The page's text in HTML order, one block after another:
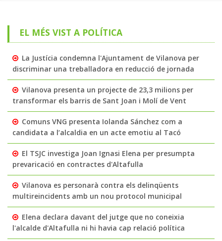
EL MÉS VIST A POLÍTICA
La Justícia condemna l'Ajuntament de Vilanova per
discriminar una treballadora en reducció de jornada
Vilanova presenta un projecte de 23,3 milions per
transformar els barris de Sant Joan i Molí de Vent
Comuns VNG presenta Iolanda Sánchez com a
candidata a l’alcaldia en un acte emotiu al Tacó
El TSJC investiga Joan Ignasi Elena per presumpta
prevaricació en contractes d'Altafulla
Vilanova es personarà contra els delinqüents
multireincidents amb un nou protocol municipal
Elena declara davant del jutge que no coneixia
l'alcalde d'Altafulla ni hi havia cap relació política